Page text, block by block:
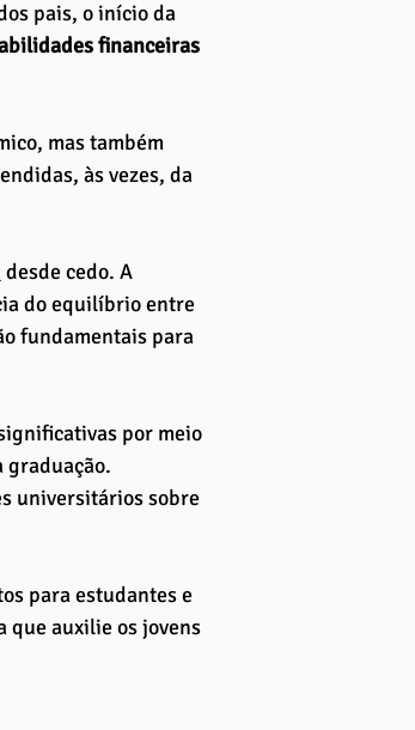
pais, o início da
financeiras
mas também
às vezes, da
desde cedo. A
do equilíbrio entre
fundamentais para
por meio
graduação.
universitários sobre
para estudantes e
que auxilie os jovens